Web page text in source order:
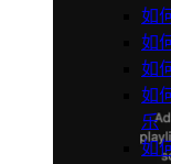
如
如
如
如
乐
如